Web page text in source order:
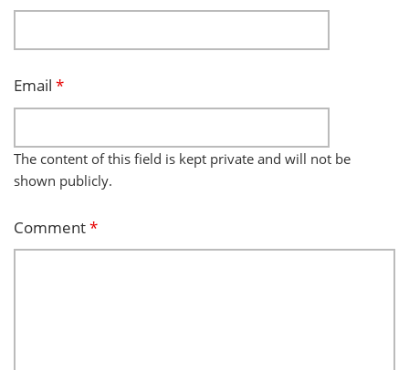
Email *
The content of this field is kept private and will not be
shown publicly.
Comment*